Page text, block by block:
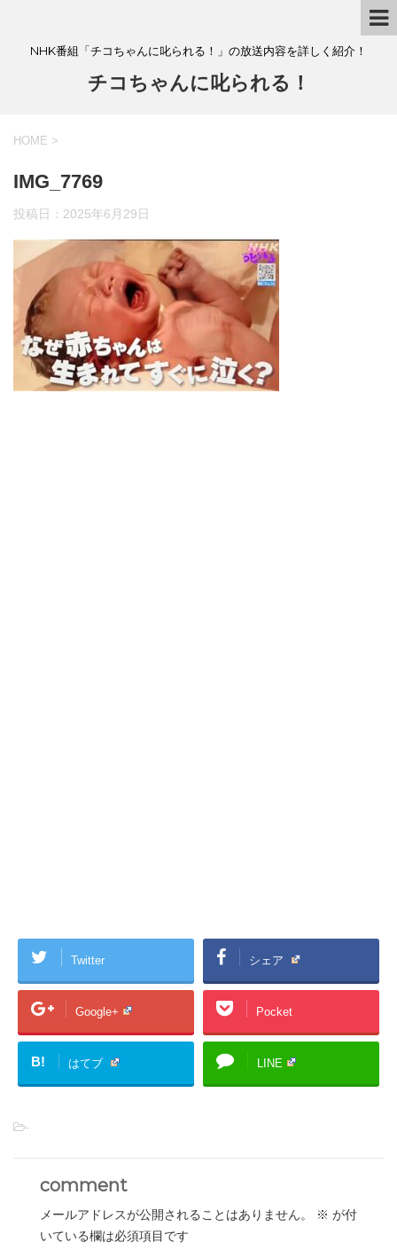
NHK番組「チコちゃんに叱られる！」の放送内容を詳しく紹介！
チコちゃんに叱られる！
HOME >
IMG_7769
投稿日： 2025年6月29日
Twitter シェア
Google+ Pocket
B! はてブ LINE
-
comment
メールアドレスが公開されることはありません。 ※ が付
いている欄は必須項目です